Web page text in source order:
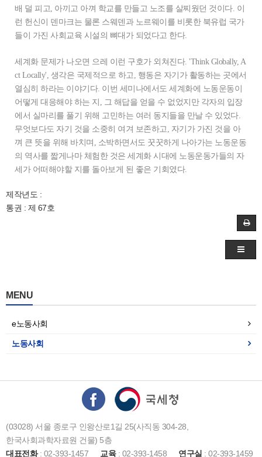
배 덜 피고, 아끼고 아껴 학교를 만들고 노조를 살찌웠던 것이다. 이
런 헌신이 덴마크는 물론 스웨덴과 노르웨이를 비롯한 북유럽 국가
들이 가진 사회교육 시설의 뼈대가 되었다고 한다.
세계화 문제가 나오면 으레 이런 구호가 외쳐진다. 'Think Globally, A
ct Locally', 생각은 국제적으로 하고, 행동은 자기가 활동하는 곳에서
열심히 하라는 이야기다. 이번 세미나에서도 세계화에 노동운동이
어떻게 대응해야 하는 지, 그 해답을 얻을 수 없었지만 각자의 입장
에서 실마리를 풀기 위해 고민하는 여러 동지들을 만날 수 있었다.
무엇보다도 자기 것을 소중히 여겨 보존하고, 자기가 가진 것을 아
껴 큰 뜻을 위해 바치며, 소박하면서도 꿋꿋하게 나아가는 노동운동
의 역사를 짧게나마 체험한 것은 세계화 시대에 노동운동가들의 자
세가 어떠해야할 지를 돌아보게 된 좋은 기회였다.
제작년도 :
통권 : 제 67호
MENU
e노동사회
노동사회
(03028) 서울 종로구 인왕산로1길 25(사직동 304-28,
한국사회과학자료원 건물) 5층
대표전화: 02-393-1457 교육: 02-393-1458 연구실 : 02-393-1459